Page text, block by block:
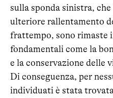
sulla sponda sinistra,
ulteriore rallentamento
frattempo, sono rimaste
fondamentali come la
e la conservazione delle
Di conseguenza, per
individuati è stata